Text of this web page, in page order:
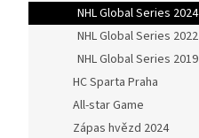
NHL Global Series 2024
NHL Global Series 2022
NHL Global Series 2019
HC Sparta Praha
All-star Game
Zápas hvězd 2024